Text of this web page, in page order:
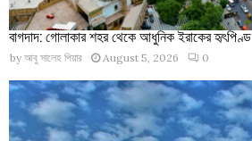
বাগদাদ: গোলাকার শহর থেকে আধুনিক ইরাকের হৃৎপিণ্ড
by আবু সালেহ পিয়ার August 5, 2026 0